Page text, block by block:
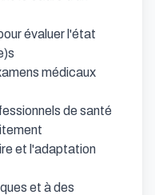
évaluer l'état
médicaux
de santé
et l'adaptation
et à des